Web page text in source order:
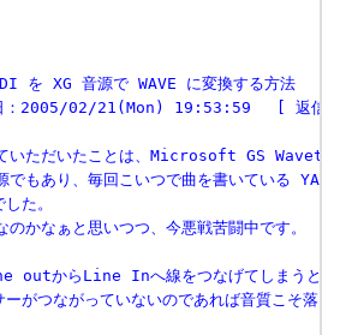
XG 音源で WAVE に変換する方法
日：2005/02/21(Mon) 19:53:59　 [ 返
いただいたことは、Microsoft GS
もあり、毎回こいつで曲を書いている
た。
かなぁと思いつつ、今悪戦苦闘中です。
outからLine Inへ線をつなげてしまうとい
がつながっていないのであれば音質こそ落ち